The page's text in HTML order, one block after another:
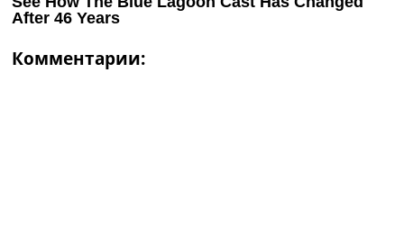
Комментарии: